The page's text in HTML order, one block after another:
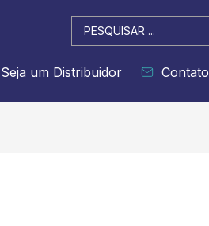
Pesquisar
...
Seja um Distribuidor Contato